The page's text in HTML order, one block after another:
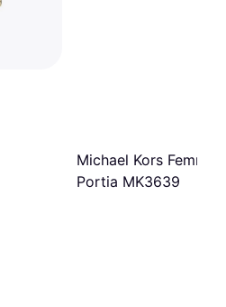
Michael Kors Femme
Portia MK3639